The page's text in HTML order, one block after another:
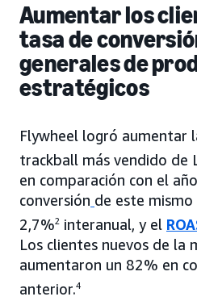
Aumentar los
tasa de
generales de
estratégicos
Flywheel logró aumentar
trackball más vendido de
en comparación con el
conversión de este
2,7%2 interanual, y el
Los clientes nuevos de la
aumentaron un 82% en
anterior.4